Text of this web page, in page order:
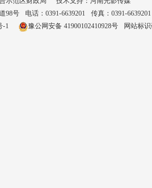
98号 电话：0391-6639201 传真：0391-
-1
豫公网安备 41900102410928号 网站标识